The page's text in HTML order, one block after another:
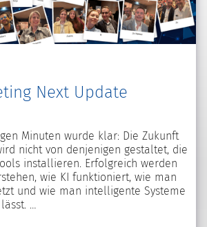
Next Update
Minuten wurde klar: Die Zukunft
nicht von denjenigen gestaltet, die
installieren. Erfolgreich werden
wie KI funktioniert, wie man
und wie man intelligente Systeme